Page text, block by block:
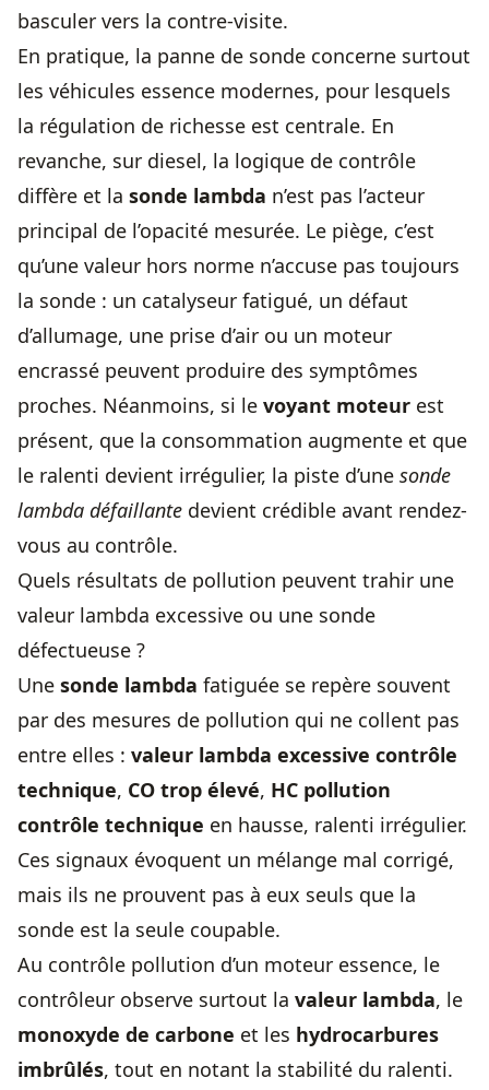
basculer vers la contre-visite.
En pratique, la panne de sonde concerne surtout
les véhicules essence modernes, pour lesquels
la régulation de richesse est centrale. En
revanche, sur diesel, la logique de contrôle
diffère et la sonde lambda n’est pas l’acteur
principal de l’opacité mesurée. Le piège, c’est
qu’une valeur hors norme n’accuse pas toujours
la sonde : un catalyseur fatigué, un défaut
d’allumage, une prise d’air ou un moteur
encrassé peuvent produire des symptômes
proches. Néanmoins, si le voyant moteur est
présent, que la consommation augmente et que
le ralenti devient irrégulier, la piste d’une sonde
lambda défaillante devient crédible avant rendez-
vous au contrôle.
Quels résultats de pollution peuvent trahir une
valeur lambda excessive ou une sonde
défectueuse ?
Une sonde lambda fatiguée se repère souvent
par des mesures de pollution qui ne collent pas
entre elles : valeur lambda excessive contrôle
technique, CO trop élevé, HC pollution
contrôle technique en hausse, ralenti irrégulier.
Ces signaux évoquent un mélange mal corrigé,
mais ils ne prouvent pas à eux seuls que la
sonde est la seule coupable.
Au contrôle pollution d’un moteur essence, le
contrôleur observe surtout la valeur lambda, le
monoxyde de carbone et les hydrocarbures
imbrûlés, tout en notant la stabilité du ralenti.